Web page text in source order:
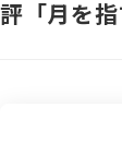
評「月を